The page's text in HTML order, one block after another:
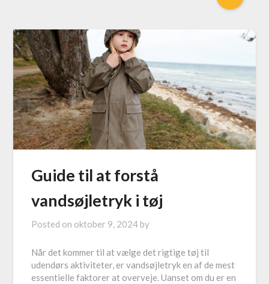
Guide til at forstå
vandsøjletryk i tøj
Posted on oktober 9, 2024 by
Når det kommer til at vælge det rigtige tøj til
udendørs aktiviteter, er vandsøjletryk en af de mest
essentielle faktorer at overveje. Uanset om du er en